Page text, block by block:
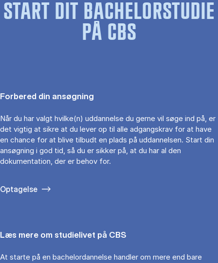
START DIT BACHELORSTUDIE
PÅ CBS
Forbered din ansøgning
Når du har valgt hvilke(n) uddannelse du gerne vil søge ind på, er
det vigtig at sikre at du lever op til alle adgangskrav for at have
en chance for at blive tilbudt en plads på uddannelsen. Start din
ansøgning i god tid, så du er sikker på, at du har al den
dokumentation, der er behov for.
Optagelse
Læs mere om studielivet på CBS
At starte på en bachelordannelse handler om mere end bare